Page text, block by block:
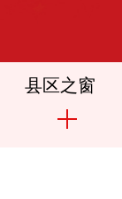
县区之窗